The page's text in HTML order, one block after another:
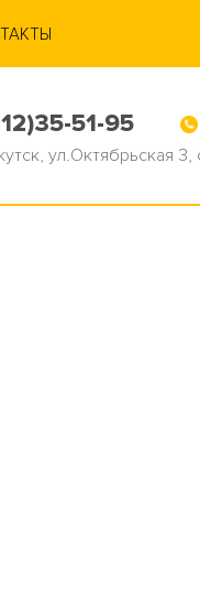
51-95
ул.Октябрьская 3,